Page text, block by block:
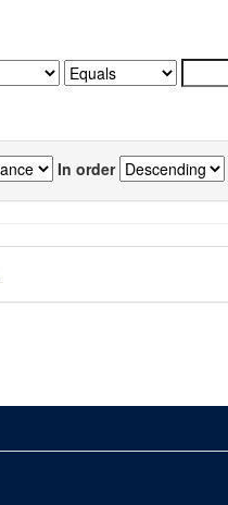
In order